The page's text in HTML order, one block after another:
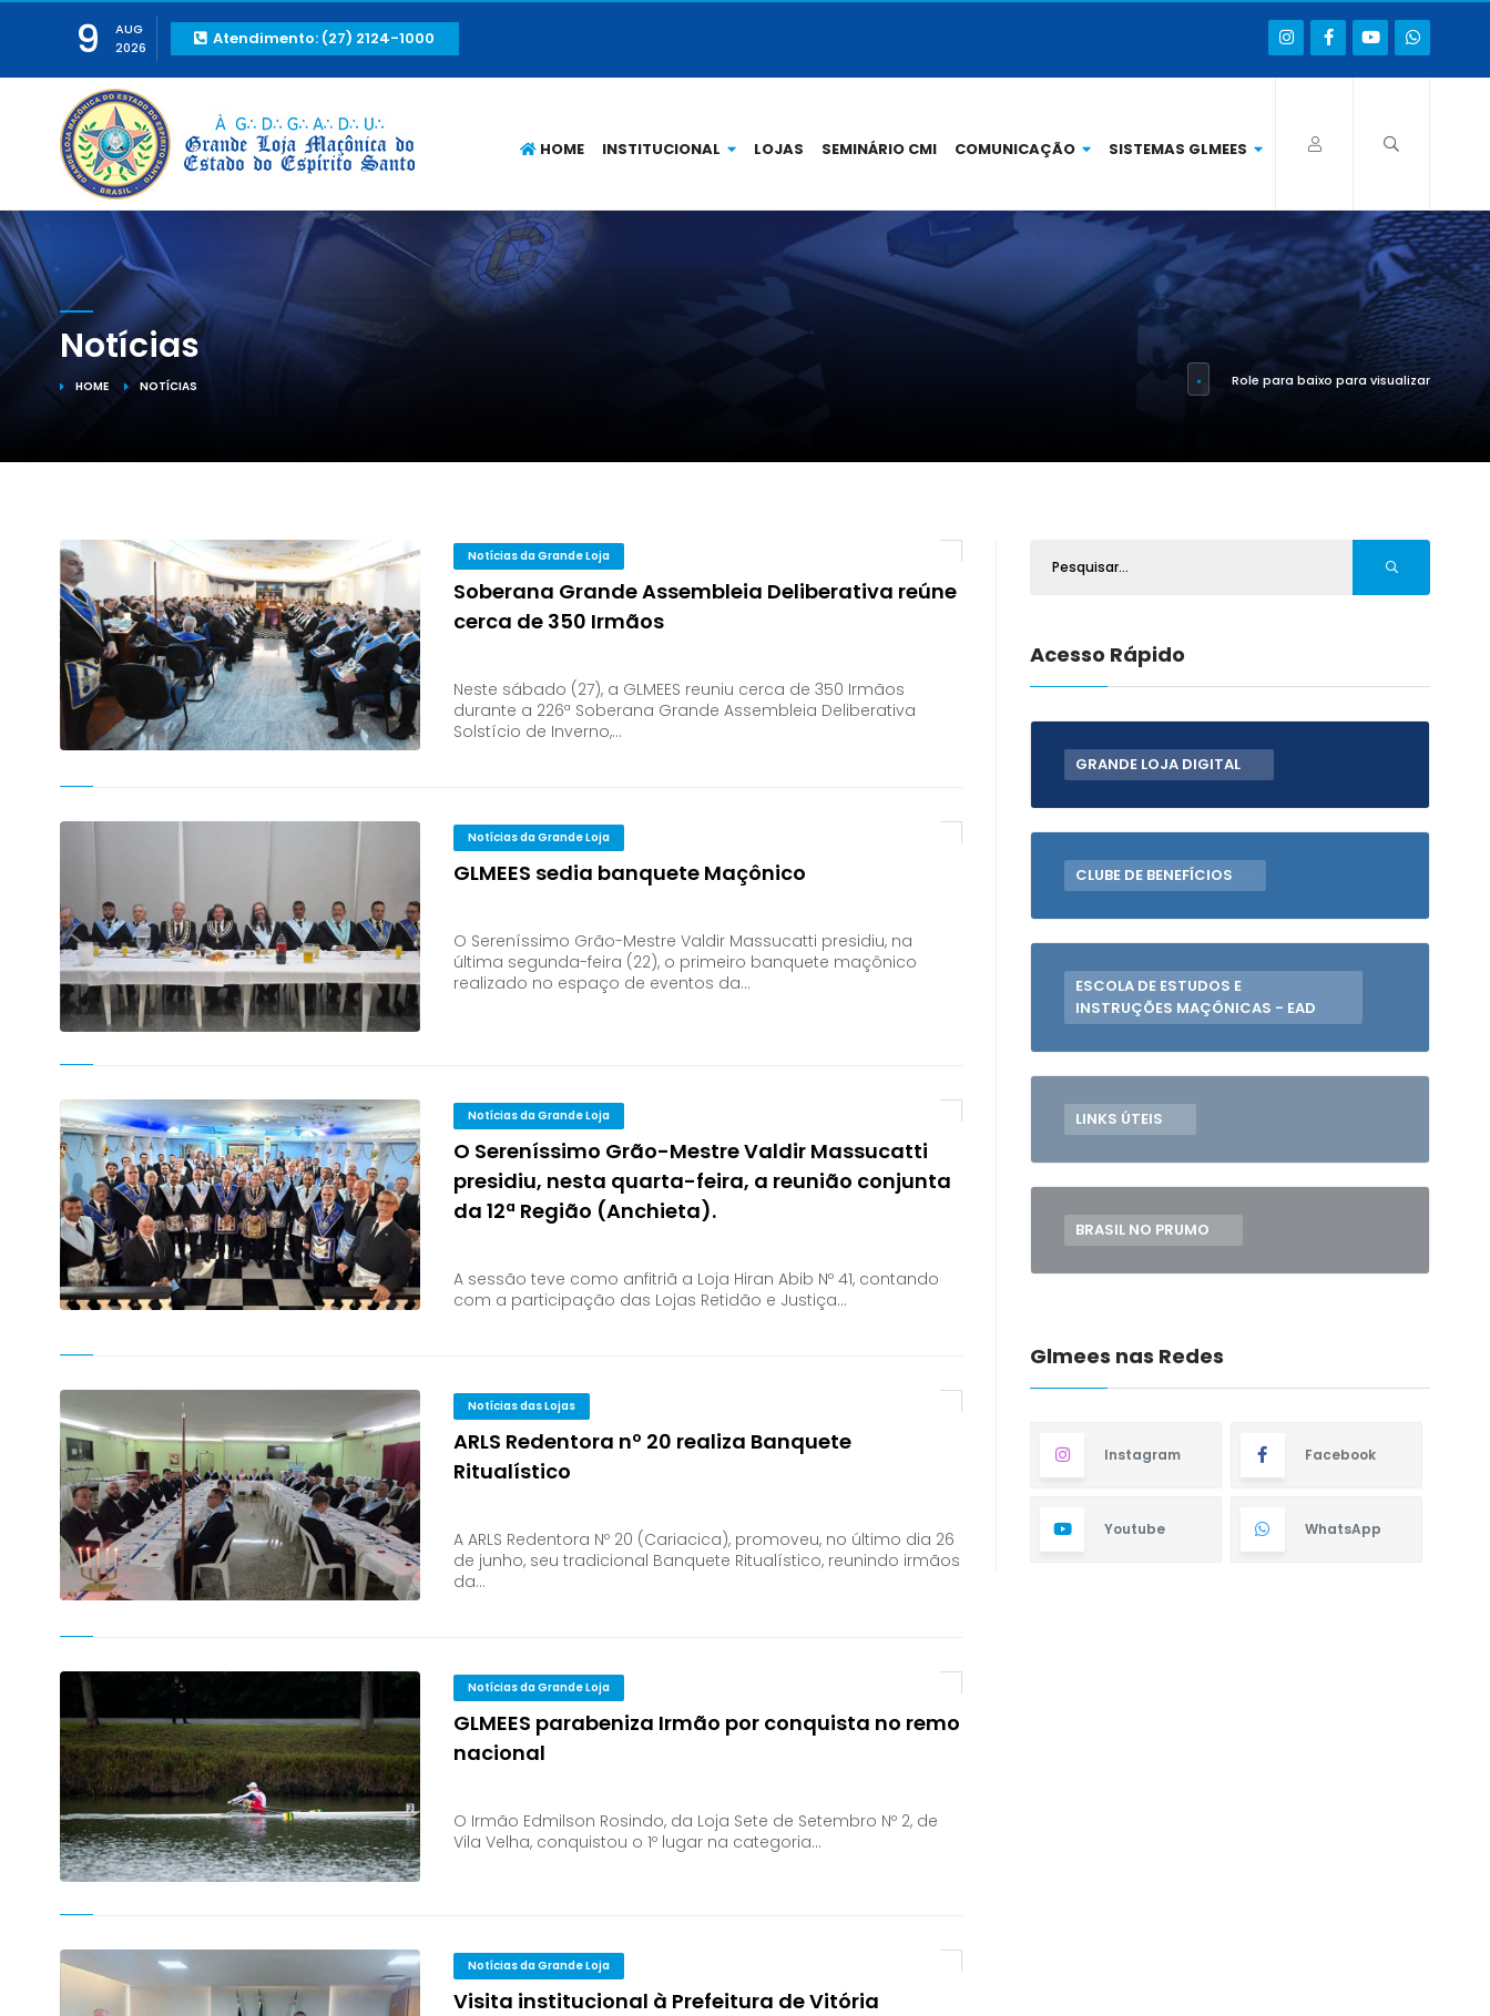
9
AUG
2026
Atendimento: (27) 2124-1000
HOME INSTITUCIONAL LOJAS SEMINÁRIO CMI COMUNICAÇÃO SISTEMAS GLMEES
Notícias
HOME NOTÍCIAS Role para baixo para visualizar
Notícias da Grande Loja
Soberana Grande Assembleia Deliberativa reúne
cerca de 350 Irmãos
Neste sábado (27), a GLMEES reuniu cerca de 350 Irmãos
durante a 226ª Soberana Grande Assembleia Deliberativa
Solstício de Inverno,…
Notícias da Grande Loja
GLMEES sedia banquete Maçônico
O Sereníssimo Grão-Mestre Valdir Massucatti presidiu, na
última segunda-feira (22), o primeiro banquete maçônico
realizado no espaço de eventos da…
Notícias da Grande Loja
O Sereníssimo Grão-Mestre Valdir Massucatti
presidiu, nesta quarta-feira, a reunião conjunta
da 12ª Região (Anchieta).
A sessão teve como anfitriã a Loja Hiran Abib Nº 41, contando
com a participação das Lojas Retidão e Justiça…
Notícias das Lojas
ARLS Redentora nº 20 realiza Banquete
Ritualístico
A ARLS Redentora Nº 20 (Cariacica), promoveu, no último dia 26
de junho, seu tradicional Banquete Ritualístico, reunindo irmãos
da…
Notícias da Grande Loja
GLMEES parabeniza Irmão por conquista no remo
nacional
O Irmão Edmilson Rosindo, da Loja Sete de Setembro Nº 2, de
Vila Velha, conquistou o 1º lugar na categoria…
Notícias da Grande Loja
Visita institucional à Prefeitura de Vitória
Acesso Rápido
GRANDE LOJA DIGITAL
CLUBE DE BENEFÍCIOS
ESCOLA DE ESTUDOS E
INSTRUÇÕES MAÇÔNICAS - EAD
LINKS ÚTEIS
BRASIL NO PRUMO
Glmees nas Redes
Instagram Facebook
Youtube WhatsApp